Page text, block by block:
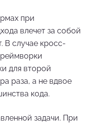
при
влечет за собой
В случае кросс-
для второй
раза, а не вдвое
кода.
задачи. При